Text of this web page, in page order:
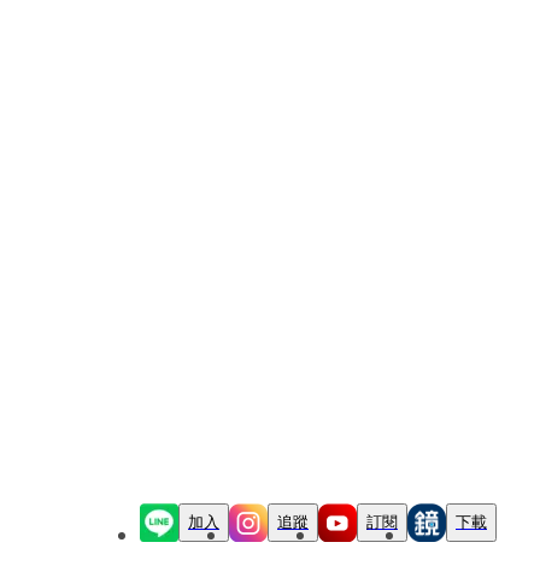
加入 追蹤 訂閱 下載